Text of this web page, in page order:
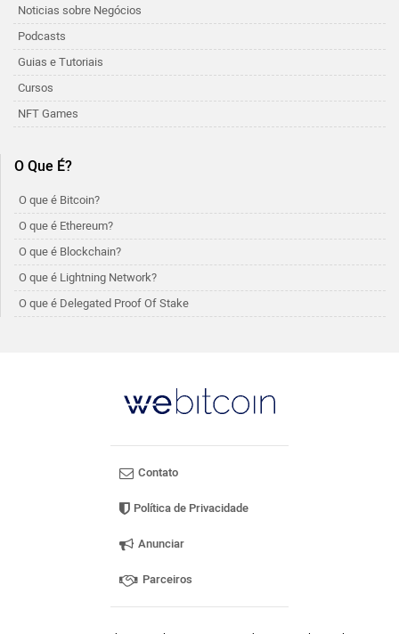
Noticias sobre Negócios
Podcasts
Guias e Tutoriais
Cursos
NFT Games
O Que É?
O que é Bitcoin?
O que é Ethereum?
O que é Blockchain?
O que é Lightning Network?
O que é Delegated Proof Of Stake
Contato
Política de Privacidade
Anunciar
Parceiros